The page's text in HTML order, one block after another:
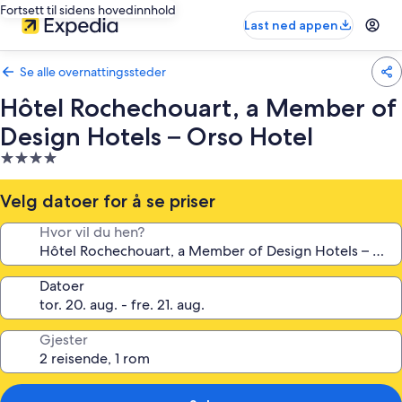
Fortsett til sidens hovedinnhold
Last ned appen
Se alle overnattingssteder
Hôtel Rochechouart, a Member of
Design Hotels – Orso Hotel
Overnattingssted
med
4.0
stjerner
Velg datoer for å se priser
Hvor vil du hen?
Datoer
Gjester